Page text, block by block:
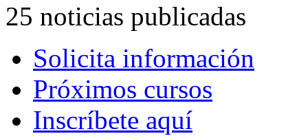
25 noticias publicadas
Solicita información
Próximos cursos
Inscríbete aquí